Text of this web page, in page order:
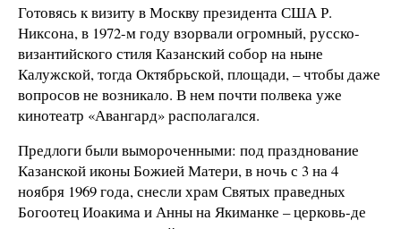
Готовясь к визиту в Москву президента США Р.
Никсона, в 1972-м году взорвали огромный, русско-
византийского стиля Казанский собор на ныне
Калужской, тогда Октябрьской, площади, – чтобы даже
вопросов не возникало. В нем почти полвека уже
кинотеатр «Авангард» располагался.
Предлоги были вымороченными: под празднование
Казанской иконы Божией Матери, в ночь с 3 на 4
ноября 1969 года, снесли храм Святых праведных
Богоотец Иоакима и Анны на Якиманке – церковь-де